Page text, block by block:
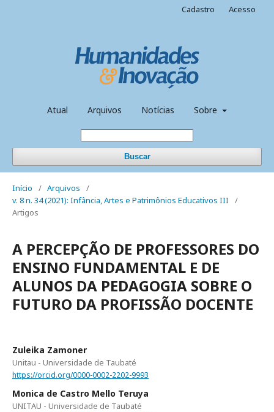
Atual Arquivos Notícias Sobre
Buscar
Cadastro Acesso
Início / Arquivos
/
v. 8 n. 34 (2021): Infância, Artes e Patrimônios Educativos III
/
Artigos
A PERCEPÇÃO DE PROFESSORES DO
ENSINO FUNDAMENTAL E DE
ALUNOS DA PEDAGOGIA SOBRE O
FUTURO DA PROFISSÃO DOCENTE
Zuleika Zamoner
Unitau - Universidade de Taubaté
https://orcid.org/0000-0002-2202-9993
Monica de Castro Mello Teruya
UNITAU - Universidade de Taubaté